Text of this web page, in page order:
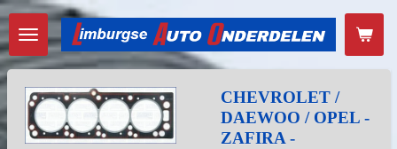
Ga
direct
naar
de
hoofdinhoud
CHEVROLET /
DAEWOO / OPEL -
ZAFIRA -